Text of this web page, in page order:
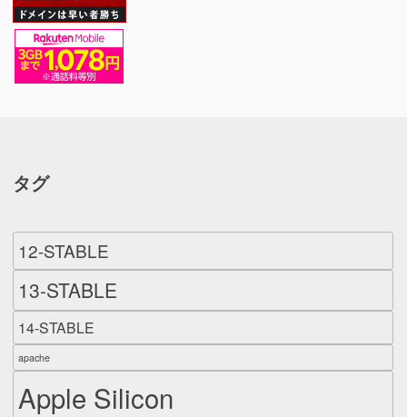
タグ
12-STABLE
13-STABLE
14-STABLE
apache
Apple Silicon